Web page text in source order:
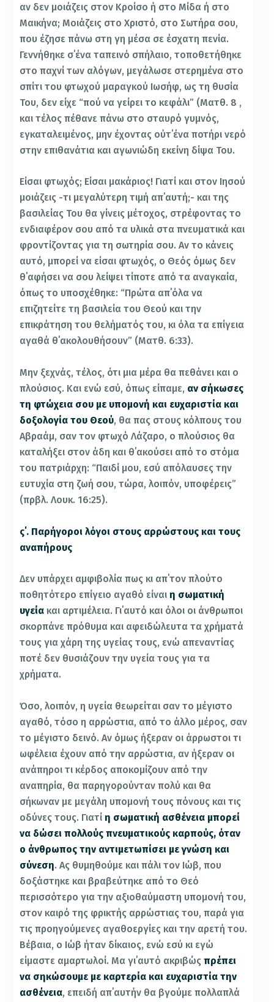
αν δεν μοιάζεις στον Κροίσο ή στο Μίδα ή στο
Μαικήνα; Μοιάζεις στο Χριστό, στο Σωτήρα σου,
που έζησε πάνω στη γη μέσα σε έσχατη πενία.
Γεννήθηκε σ΄ένα ταπεινό σπήλαιο, τοποθετήθηκε
στο παχνί των αλόγων, μεγάλωσε στερημένα στο
σπίτι του φτωχού μαραγκού Ιωσήφ, ως τη θυσία
Του, δεν είχε “πού να γείρει το κεφάλι” (Ματθ. 8 ,
και τέλος πέθανε πάνω στο σταυρό γυμνός,
εγκαταλειμένος, μην έχοντας ούτ΄ένα ποτήρι νερό
στην επιθανάτια και αγωνιώδη εκείνη δίψα Του.
Είσαι φτωχός; Είσαι μακάριος! Γιατί και στον Ιησού
μοιάζεις -τι μεγαλύτερη τιμή απ΄αυτή;- και της
βασιλείας Του θα γίνεις μέτοχος, στρέφοντας το
ενδιαφέρον σου από τα υλικά στα πνευματικά και
φροντίζοντας για τη σωτηρία σου. Αν το κάνεις
αυτό, μπορεί να είσαι φτωχός, ο Θεός όμως δεν
θ΄αφήσει να σου λείψει τίποτε από τα αναγκαία,
όπως το υποσχέθηκε: “Πρώτα απ΄όλα να
επιζητείτε τη βασιλεία του Θεού και την
επικράτηση του θελήματός του, κι όλα τα επίγεια
αγαθά θ΄ακολουθήσουν” (Ματθ. 6:33).
Μην ξεχνάς, τέλος, ότι μια μέρα θα πεθάνει και ο
πλούσιος. Και ενώ εσύ, όπως είπαμε, αν σήκωσες
τη φτώχεια σου με υπομονή και ευχαριστία και
δοξολογία του Θεού, θα πας στους κόλπους του
Αβραάμ, σαν τον φτωχό Λάζαρο, ο πλούσιος θα
καταλήξει στον άδη και θ΄ακούσει από το στόμα
του πατριάρχη: “Παιδί μου, εσύ απόλαυσες την
ευτυχία στη ζωή σου, τώρα, λοιπόν, υποφέρεις”
(πρβλ. Λουκ. 16:25).
ς΄. Παρήγοροι λόγοι στους αρρώστους και τους
αναπήρους
Δεν υπάρχει αμφιβολία πως κι απ΄τον πλούτο
ποθητότερο επίγειο αγαθό είναιη σωματική
υγεία και αρτιμέλεια. Γι΄αυτό και όλοι οι άνθρωποι
σκορπάνε πρόθυμα και αφειδώλευτα τα χρήματά
τους για χάρη της υγείας τους, ενώ απεναντίας
ποτέ δεν θυσιάζουν την υγεία τους για τα
χρήματα.
Όσο, λοιπόν, η υγεία θεωρείται σαν το μέγιστο
αγαθό, τόσο η αρρώστια, από το άλλο μέρος, σαν
το μέγιστο δεινό. Αν όμως ήξεραν οι άρρωστοι τι
ωφέλεια έχουν από την αρρώστια, αν ήξεραν οι
ανάπηροι τι κέρδος αποκομίζουν από την
αναπηρία, θα παρηγορούνταν πολύ και θα
σήκωναν με μεγάλη υπομονή τους πόνους και τις
οδύνες τους. Γιατίη σωματική ασθένεια μπορεί
να δώσει πολλούς πνευματικούς καρπούς, όταν
ο άνθρωπος την αντιμετωπίσει με γνώση και
σύνεση. Ας θυμηθούμε και πάλι τον Ιώβ, που
δοξάστηκε και βραβεύτηκε από το Θεό
περισσότερο για την αξιοθαύμαστη υπομονή του,
στον καιρό της φρικτής αρρώστιας του, παρά για
τις προηγούμενες αγαθοεργίες και την αρετή του.
Βέβαια, ο Ιώβ ήταν δίκαιος, ενώ εσύ κι εγώ
είμαστε αμαρτωλοί. Μα γι΄αυτό ακριβώςπρέπει
να σηκώσουμε με καρτερία και ευχαριστία την
ασθένεια, επειδή απ΄αυτήν θα βγούμε πολλαπλά